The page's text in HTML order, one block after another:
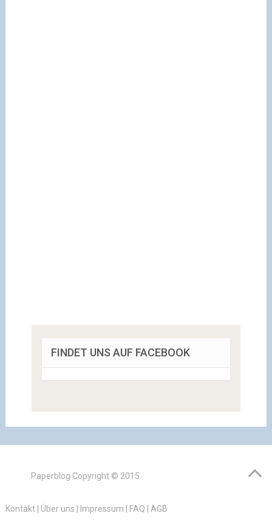
FINDET UNS AUF FACEBOOK
Paperblog Copyright © 2015.
Kontakt| Über uns Impressum FAQ AGB